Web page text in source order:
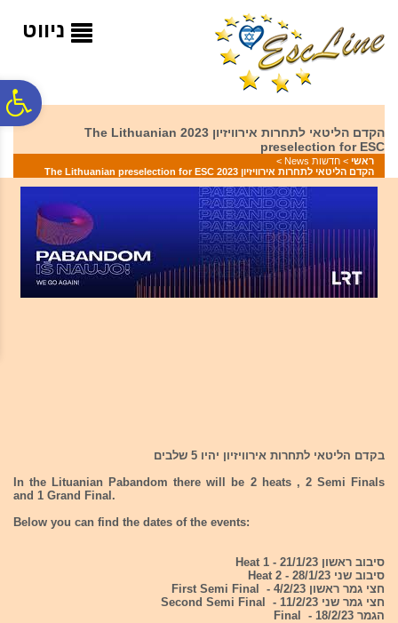
המרכזי
ניווט
הקדם הליטאי לתחרות אירוויזיון 2023 The Lithuanian
preselection for ESC
ראשי > חדשות News
>
הקדם הליטאי לתחרות אירוויזיון 2023 The Lithuanian preselection for ESC
בקדם הליטאי לתחרות אירוויזיון יהיו 5 שלבים
In the Lituanian Pabandom there will be 2 heats , 2 Semi Finals
and 1 Grand Final.
Below you can find the dates of the events:
סיבוב ראשון 21/1/23 - Heat 1
סיבוב שני 28/1/23 - Heat 2
חצי גמר ראשון 4/2/23 - First Semi Final
חצי גמר שני 11/2/23 - Second Semi Final
הגמר 18/2/23 - Final